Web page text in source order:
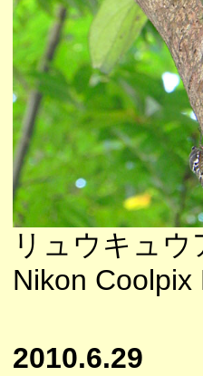
リュウキュウ
Nikon
2010.6.29